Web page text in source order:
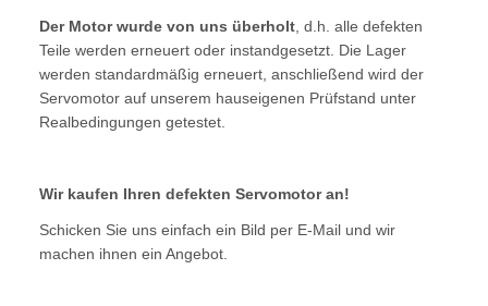
Der Motor wurde von uns überholt , d.h. alle defekten
Teile werden erneuert oder instandgesetzt. Die Lager
werden standardmäßig erneuert, anschließend wird der
Servomotor auf unserem hauseigenen Prüfstand unter
Realbedingungen getestet.
Wir kaufen Ihren defekten Servomotor an!
Schicken Sie uns einfach ein Bild per E-Mail und wir
machen ihnen ein Angebot.